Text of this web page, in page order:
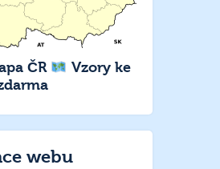
ČR
Vzory ke
webu